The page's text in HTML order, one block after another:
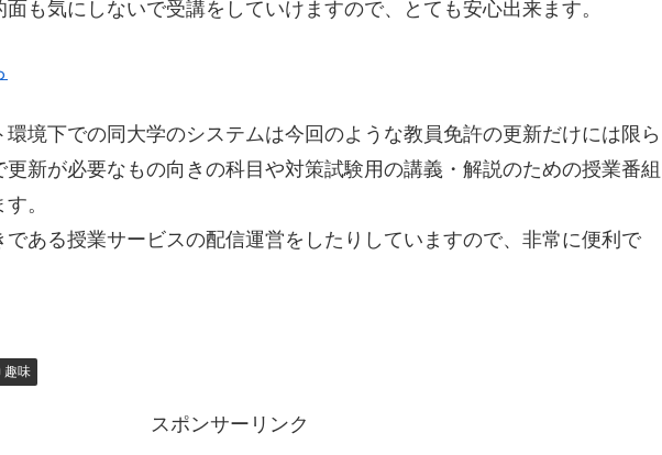
も気にしないで受講をしていけますので、とても安心出来ます。
境下での同大学のシステムは今回のような教員免許の更新だけには限ら
新が必要なもの向きの科目や対策試験用の講義・解説のための授業番組
。
ある授業サービスの配信運営をしたりしていますので、非常に便利で
趣味
スポンサーリンク